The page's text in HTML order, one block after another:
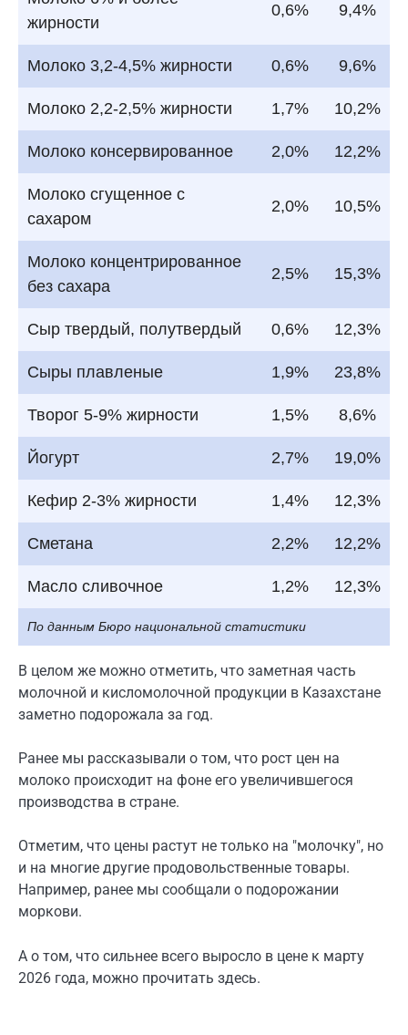
жирности
0,6% 9,4%
Молоко 3,2-4,5% жирности 0,6% 9,6%
Молоко 2,2-2,5% жирности 1,7% 10,2%
Молоко консервированное 2,0% 12,2%
Молоко сгущенное с
сахаром
2,0% 10,5%
Молоко концентрированное
без сахара
2,5% 15,3%
Сыр твердый, полутвердый 0,6% 12,3%
Сыры плавленые 1,9% 23,8%
Творог 5-9% жирности 1,5% 8,6%
Йогурт 2,7% 19,0%
Кефир 2-3% жирности 1,4% 12,3%
Сметана 2,2% 12,2%
Масло сливочное 1,2% 12,3%
По данным Бюро национальной статистики
В целом же можно отметить, что заметная часть
молочной и кисломолочной продукции в Казахстане
заметно подорожала за год.
Ранее мы рассказывали о том, что рост цен на
молоко происходит на фоне его увеличившегося
производства в стране.
Отметим, что цены растут не только на "молочку", но
и на многие другие продовольственные товары.
Например, ранее мы сообщали о подорожании
моркови.
А о том, что сильнее всего выросло в цене к марту
2026 года, можно прочитать здесь.